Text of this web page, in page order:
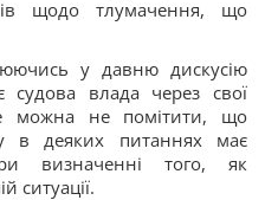
щодо тлумачення, що
у давню дискусію
судова влада через свої
можна не помітити, що
в деяких питаннях має
визначенні того, як
ситуації.